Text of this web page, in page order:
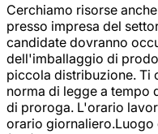
Cerchiamo risorse
presso impresa del
candidate dovranno
dell'imballaggio di
piccola distribuzione. Ti
norma di legge a tempo
di proroga. L'orario
orario